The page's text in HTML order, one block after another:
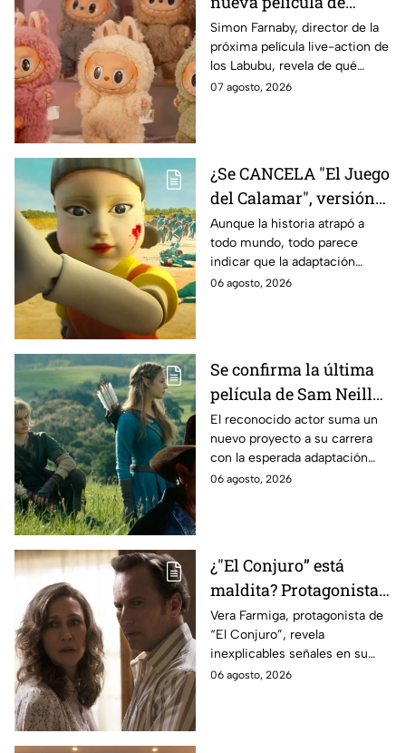
Labubu: de qué tratará
y cuándo se estrena
Simon Farnaby, director de la
próxima película live-action de
los Labubu, revela de qué
tratará la cinta. Aquí te
07 agosto, 2026
¿Se CANCELA "El Juego
del Calamar", versión
Estados Unidos? Esto
es lo que se sabe al
momento
Aunque la historia atrapó a
todo mundo, todo parece
indicar que la adaptación
podría ser cancelada:
06 agosto, 2026
Se confirma la última
película de Sam Neill
antes de morir: esto es
lo que se sabe hasta
ahora
El reconocido actor suma un
nuevo proyecto a su carrera
con la esperada adaptación
cinematográfica del popular
06 agosto, 2026
¿"El Conjuro” está
maldita? Protagonista
revela INQUIETANTES
señales en su cuerpo
durante la grabación de
la película
Vera Farmiga, protagonista de
“El Conjuro”, revela
inexplicables señales en su
cuerpo durante el rodaje de la
06 agosto, 2026